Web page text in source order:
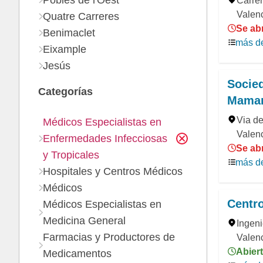
Se
más
Via
Se
más
Quatre Carreres
Benimaclet
Eixample
Jesús
Categorías
Médicos Especialistas en
Enfermedades Infecciosas
y Tropicales
Hospitales y Centros Médicos
Médicos
Médicos Especialistas en
Medicina General
Farmacias y Productores de
Medicamentos